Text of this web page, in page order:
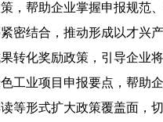
，帮助企业掌握申报规范
密结合，推动形成以才兴
转化奖励政策，引导企业
工业项目申报要点，帮助
等形式扩大政策覆盖面，